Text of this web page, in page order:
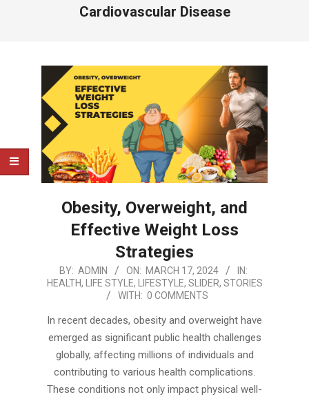
Cardiovascular Disease
Obesity, Overweight, and
Effective Weight Loss
Strategies
2024-
03-
BY: ADMIN ON: MARCH 17, 2024
IN:
HEALTH, LIFE STYLE, LIFESTYLE, SLIDER, STORIES
WITH: 0 COMMENTS
In recent decades, obesity and overweight have
emerged as significant public health challenges
globally, affecting millions of individuals and
contributing to various health complications.
These conditions not only impact physical well-